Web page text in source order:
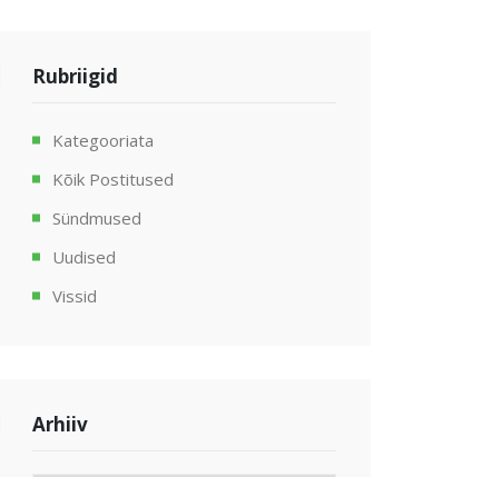
Rubriigid
Kategooriata
Kõik Postitused
Sündmused
Uudised
Vissid
Arhiiv